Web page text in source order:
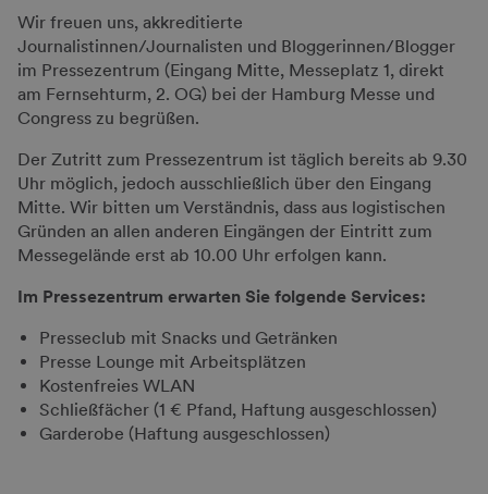
Wir freuen uns, akkreditierte
Journalistinnen/Journalisten und Bloggerinnen/Blogger
im Pressezentrum (Eingang Mitte, Messeplatz 1, direkt
am Fernsehturm, 2. OG) bei der Hamburg Messe und
Congress zu begrüßen.
Der Zutritt zum Pressezentrum ist täglich bereits ab 9.30
Uhr möglich, jedoch ausschließlich über den Eingang
Mitte. Wir bitten um Verständnis, dass aus logistischen
Gründen an allen anderen Eingängen der Eintritt zum
Messegelände erst ab 10.00 Uhr erfolgen kann.
Im Pressezentrum erwarten Sie folgende Services:
Presseclub mit Snacks und Getränken
Presse Lounge mit Arbeitsplätzen
Kostenfreies WLAN
Schließfächer (1 € Pfand, Haftung ausgeschlossen)
Garderobe (Haftung ausgeschlossen)